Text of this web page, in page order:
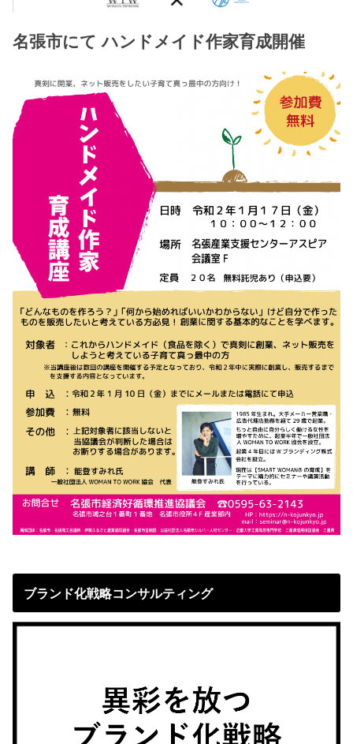
名張市にて ハンドメイド作家育成開催
ブランド化戦略コンサルティング